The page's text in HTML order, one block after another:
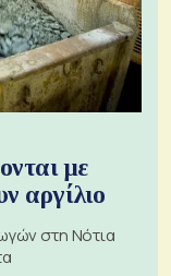
με
αργίλιο
στη Νότια